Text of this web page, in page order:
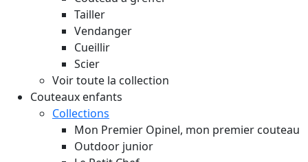
Tailler
Vendanger
Cueillir
Scier
Voir toute la collection
Couteaux enfants
Collections
Mon Premier Opinel, mon premier couteau
Outdoor junior